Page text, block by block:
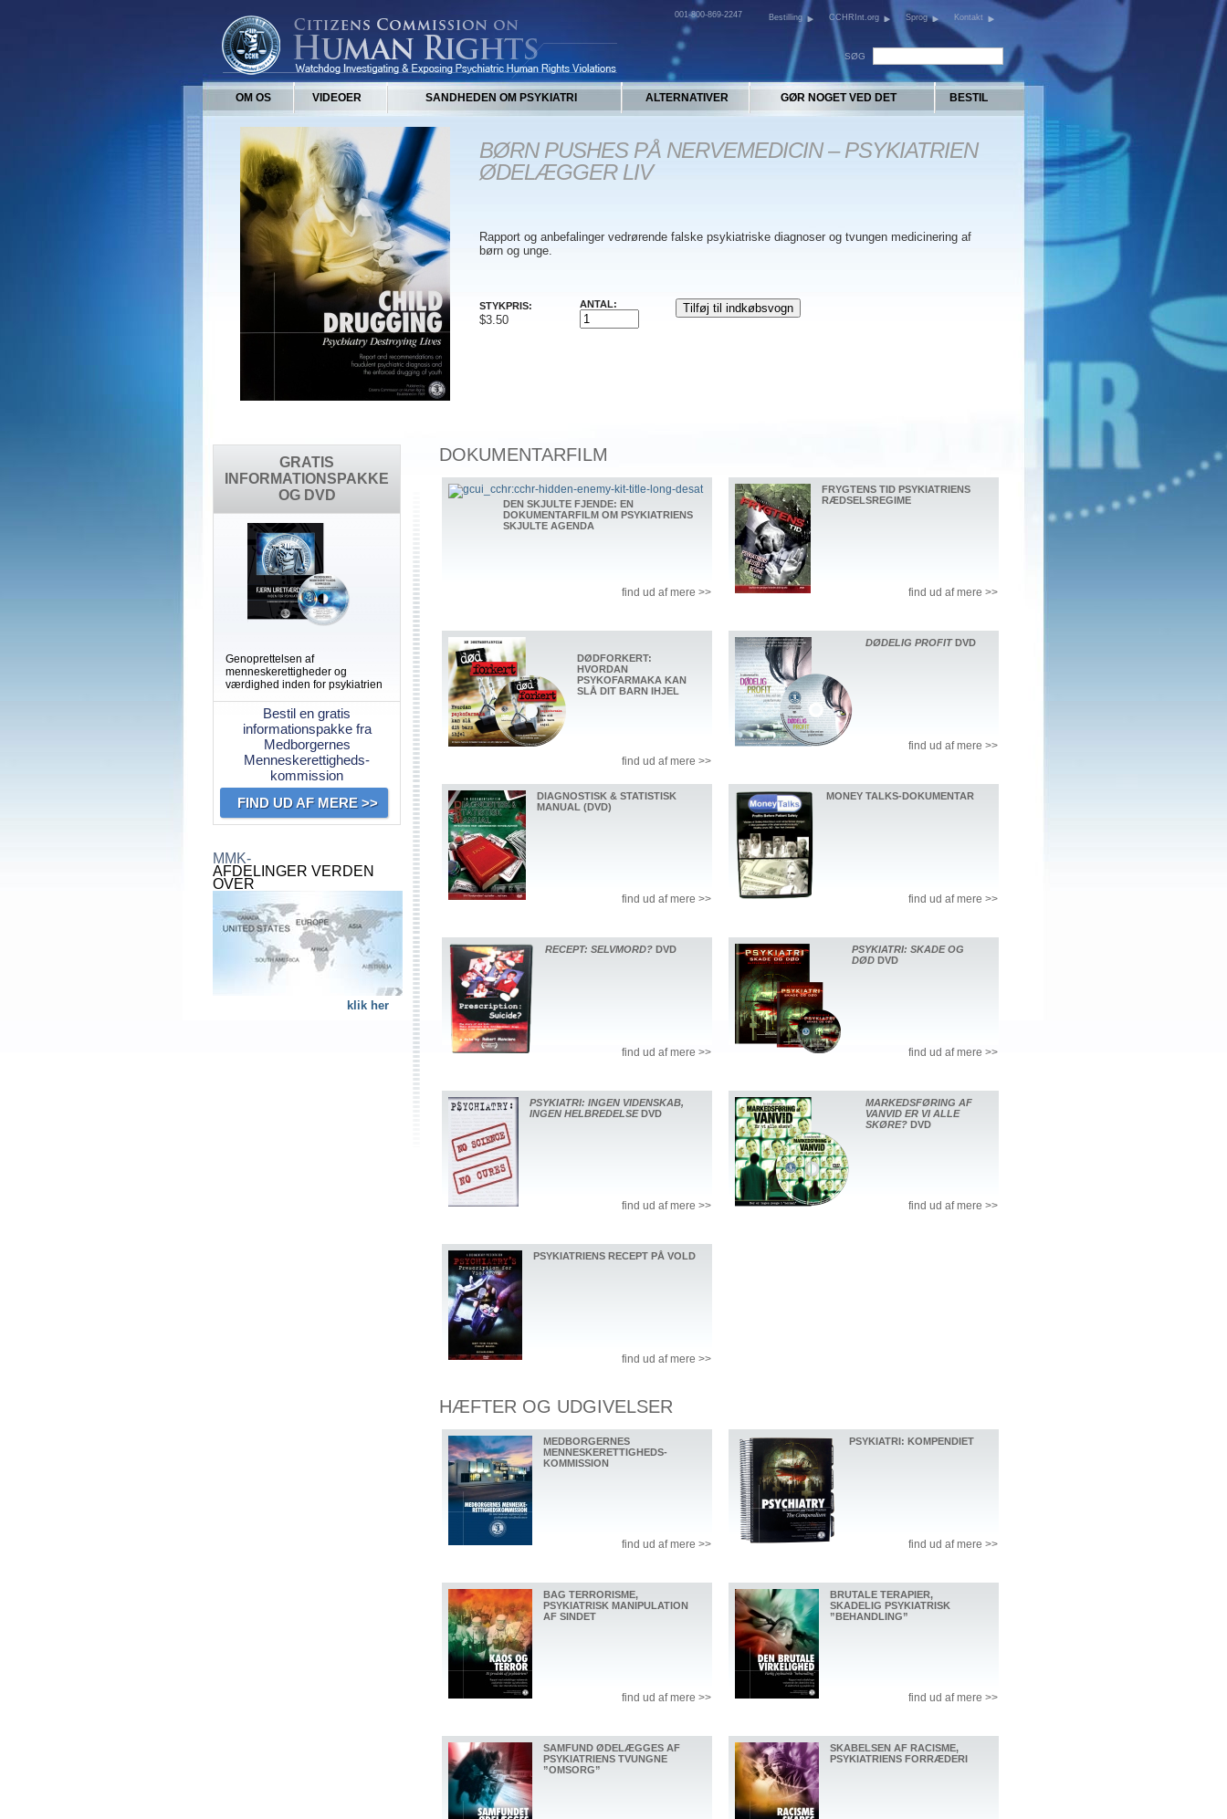
001-800-869-2247 Bestilling CCHRInt.org Sprog Kontakt
SØG
OM OS VIDEOER SANDHEDEN OM PSYKIATRI ALTERNATIVER GØR NOGET VED DET BESTIL
BØRN PUSHES PÅ NERVEMEDICIN – PSYKIATRIEN
ØDELÆGGER LIV
Rapport og anbefalinger vedrørende falske psykiatriske diagnoser og tvungen medicinering af
børn og unge.
STYKPRIS:
$3.50
ANTAL:
GRATIS
INFORMATIONSPAKKE
OG DVD
Genoprettelsen af
menneskerettigheder og
værdighed inden for psykiatrien
Bestil en gratis
informationspakke fra
Medborgernes
Menneskerettigheds­
kommission
FIND UD AF MERE >>
MMK-
AFDELINGER VERDEN
OVER
klik her
DOKUMENTARFILM
DEN SKJULTE FJENDE: EN
DOKUMENTARFILM OM PSYKIATRIENS
SKJULTE AGENDA
find ud af mere >>
FRYGTENS TID PSYKIATRIENS
RÆDSELSREGIME
find ud af mere >>
DØDFORKERT:
HVORDAN
PSYKOFARMAKA KAN
SLÅ DIT BARN IHJEL
find ud af mere >>
DØDELIG PROFITDVD
find ud af mere >>
DIAGNOSTISK & STATISTISK
MANUAL (DVD)
find ud af mere >>
MONEY TALKS-DOKUMENTAR
find ud af mere >>
RECEPT: SELVMORD? DVD
find ud af mere >>
PSYKIATRI: SKADE OG
DØD DVD
find ud af mere >>
PSYKIATRI: INGEN VIDENSKAB,
INGEN HELBREDELSEDVD
find ud af mere >>
MARKEDSFØRING AF
VANVID ER VI ALLE
SKØRE? DVD
find ud af mere >>
PSYKIATRIENS RECEPT PÅ VOLD
find ud af mere >>
HÆFTER OG UDGIVELSER
MEDBORGERNES
MENNESKERETTIGHEDS-
KOMMISSION
find ud af mere >>
PSYKIATRI: KOMPENDIET
find ud af mere >>
BAG TERRORISME,
PSYKIATRISK MANIPULATION
AF SINDET
find ud af mere >>
BRUTALE TERAPIER,
SKADELIG PSYKIATRISK
”BEHANDLING”
find ud af mere >>
SAMFUND ØDELÆGGES AF
PSYKIATRIENS TVUNGNE
”OMSORG”
SKABELSEN AF RACISME,
PSYKIATRIENS FORRÆDERI